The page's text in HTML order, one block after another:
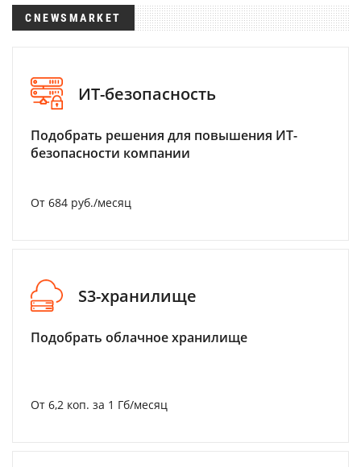
CNEWSMARKET
ИТ-безопасность
Подобрать решения для повышения ИТ-
безопасности компании
От 684 руб./месяц
S3-хранилище
Подобрать облачное хранилище
От 6,2 коп. за 1 Гб/месяц